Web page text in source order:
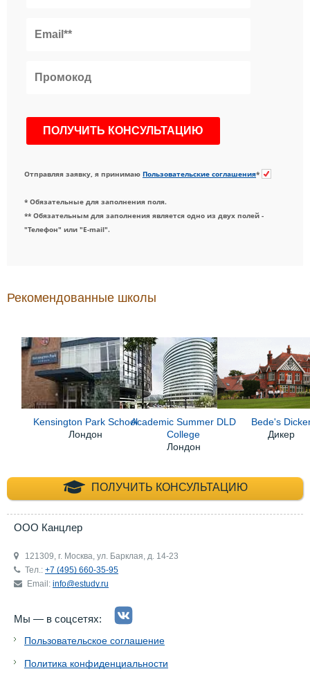
Отправляя заявку, я принимаю Пользовательские соглашения*
* Обязательные для заполнения поля.
** Обязательным для заполнения является одно из двух полей -
"Телефон" или "E-mail".
Рекомендованные школы
Kensington Park School
Лондон
Academic Summer DLD
College
Лондон
Bede's
Дикер
ПОЛУЧИТЬ КОНСУЛЬТАЦИЮ
+7 (495) 660-35-
ООО Канцлер
121309, г. Москва, ул. Барклая, д. 14-23
Тел.: +7 (495) 660-35-95
Email: info@estudy.ru
Мы — в соцсетях:
Пользовательское соглашение
Политика конфиденциальности